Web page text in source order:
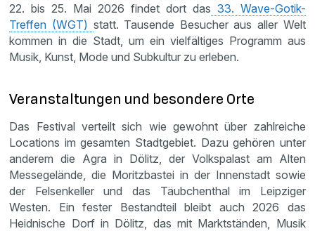
22. bis 25. Mai 2026 findet dort das 33. Wave-Gotik-
Treffen (WGT) statt. Tausende Besucher aus aller Welt
kommen in die Stadt, um ein vielfältiges Programm aus
Musik, Kunst, Mode und Subkultur zu erleben.
Veranstaltungen und besondere Orte
Das Festival verteilt sich wie gewohnt über zahlreiche
Locations im gesamten Stadtgebiet. Dazu gehören unter
anderem die Agra in Dölitz, der Volkspalast am Alten
Messegelände, die Moritzbastei in der Innenstadt sowie
der Felsenkeller und das Täubchenthal im Leipziger
Westen. Ein fester Bestandteil bleibt auch 2026 das
Heidnische Dorf in Dölitz, das mit Marktständen, Musik